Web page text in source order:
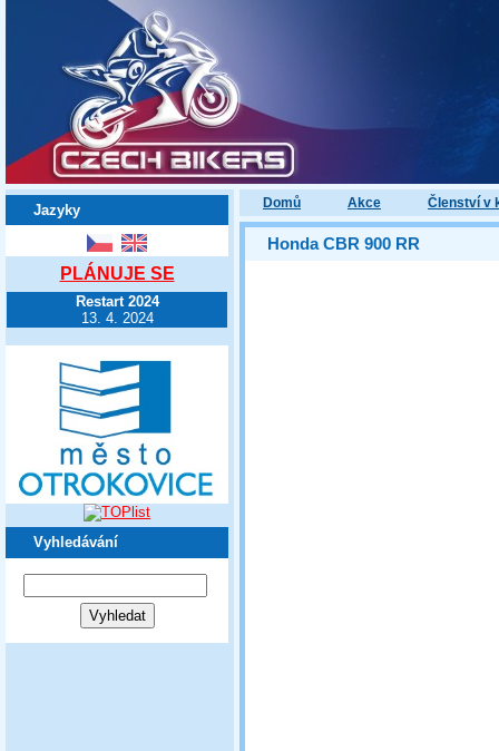
Domů Akce Členství v
Jazyky
PLÁNUJE SE
Restart 2024
13. 4. 2024
Vyhledávání
Honda CBR 900 RR